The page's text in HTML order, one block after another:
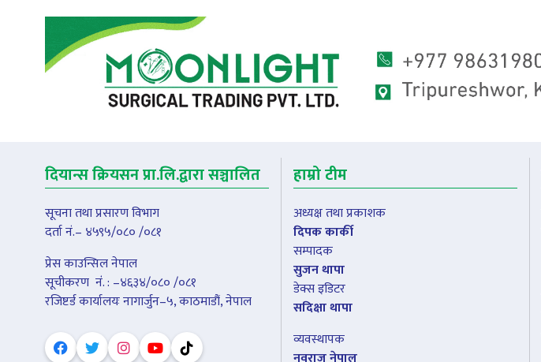
दियान्स क्रियसन प्रा.लि.द्वारा सञ्चालित
सूचना तथा प्रसारण विभाग
दर्ता नं.– ४५९५/०८० /०८१
प्रेस काउन्सिल नेपाल
सूचीकरण नंं. : –४६३४/०८० /०८१
रजिष्टर्ड कार्यालयः नागार्जुन–५, काठमाडौं, नेपाल
हाम्रो टीम
अध्यक्ष तथा प्रकाशक
दिपक कार्की
सम्पादक
सुजन थापा
डेक्स इडिटर
सदिक्षा थापा
व्यवस्थापक